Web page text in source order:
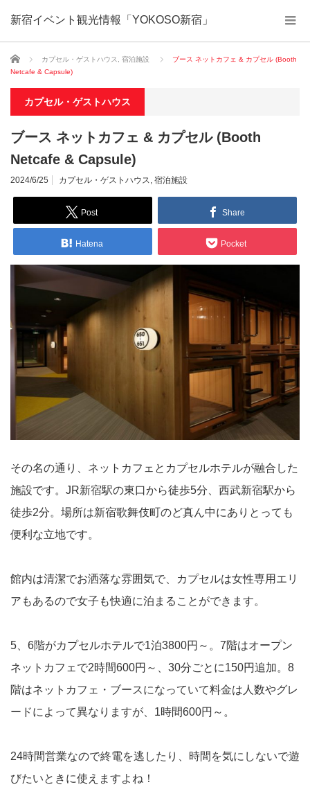
新宿イベント観光情報「YOKOSO新宿」
ホーム カプセル・ゲストハウス 宿泊施設
ブース ネットカフェ & カプセル (Booth
Netcafe & Capsule)
カプセル・ゲストハウス
ブース ネットカフェ & カプセル (Booth
Netcafe & Capsule)
2024/6/25 カプセル・ゲストハウス, 宿泊施設
Post Share
Hatena Pocket
その名の通り、ネットカフェとカプセルホテルが融合した
施設です。JR新宿駅の東口から徒歩5分、西武新宿駅から
徒歩2分。場所は新宿歌舞伎町のど真ん中にありとっても
便利な立地です。
館内は清潔でお洒落な雰囲気で、カプセルは女性専用エリ
アもあるので女子も快適に泊まることができます。
5、6階がカプセルホテルで1泊3800円～。7階はオープン
ネットカフェで2時間600円～、30分ごとに150円追加。8
階はネットカフェ・ブースになっていて料金は人数やグレ
ードによって異なりますが、1時間600円～。
24時間営業なので終電を逃したり、時間を気にしないで遊
びたいときに使えますよね！